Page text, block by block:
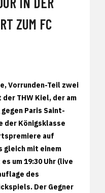
ZUM FC
Vorrunden-Teil zwei
THW Kiel, der am
Paris Saint-
der Königsklasse
auf
gleich mit einem
um 19:30 Uhr (live
des
Der Gegner